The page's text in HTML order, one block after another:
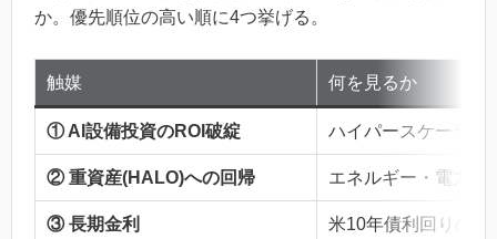
か。優先順位の高い順に4つ挙げる。
触媒 何を見るか
① AI設備投資のROI破綻 ハイパースケーラー
② 重資産(HALO)への回帰 エネルギー・電力・
③ 長期金利 米10年債利回りの